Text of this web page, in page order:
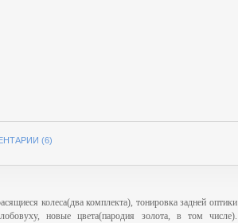
(6)
колеса(два комплекта), тонировка задней оптики
новые цвета(пародия золота, в том числе).